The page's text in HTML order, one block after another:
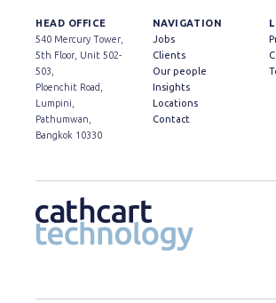
HEAD OFFICE
540 Mercury Tower,
5th Floor, Unit 502-
503,
Ploenchit Road,
Lumpini,
Pathumwan,
Bangkok 10330
NAVIGATION
Jobs
Clients
Our people
Insights
Locations
Contact